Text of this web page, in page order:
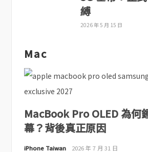
縛
2026 年 5 月 15 日
Mac
MacBook Pro OLED 為何
幕？背後真正原因
iPhone Taiwan 2026 年 7 月 31 日